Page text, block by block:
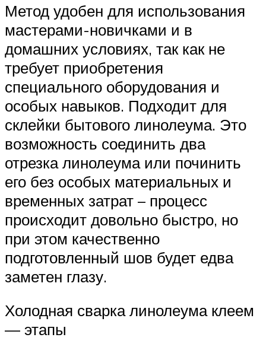
Метод удобен для использования
мастерами-новичками и в
домашних условиях, так как не
требует приобретения
специального оборудования и
особых навыков. Подходит для
склейки бытового линолеума. Это
возможность соединить два
отрезка линолеума или починить
его без особых материальных и
временных затрат – процесс
происходит довольно быстро, но
при этом качественно
подготовленный шов будет едва
заметен глазу.
Холодная сварка линолеума клеем
— этапы